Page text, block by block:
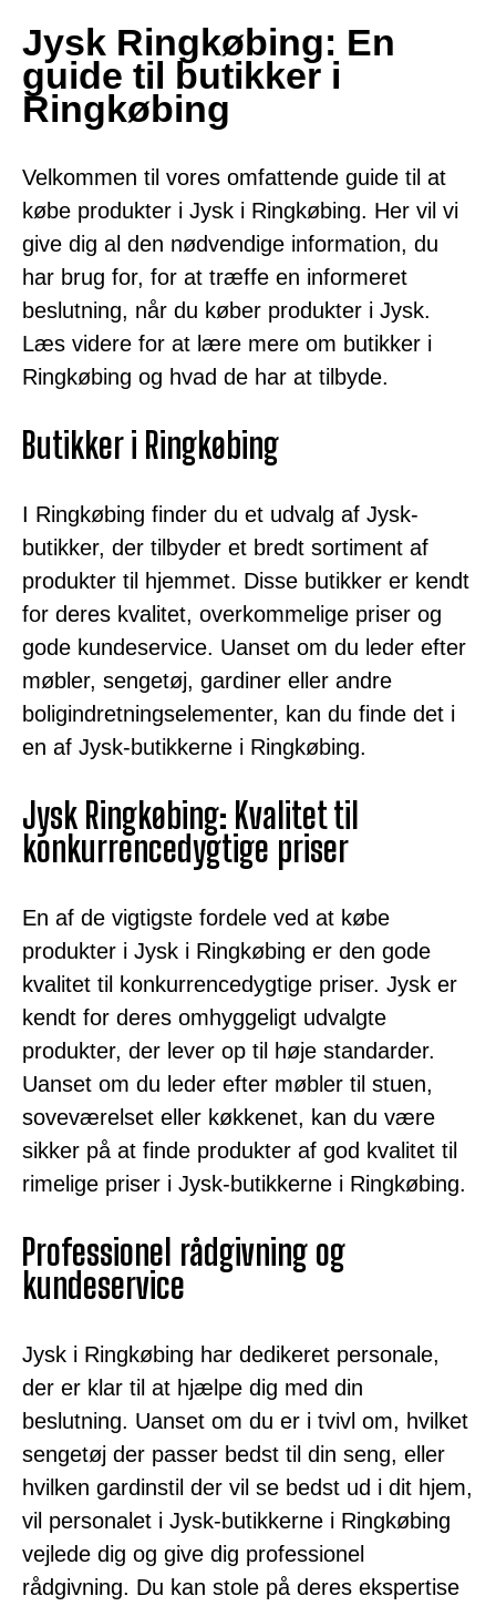
Jysk Ringkøbing: En
guide til butikker i
Ringkøbing
Velkommen til vores omfattende guide til at
købe produkter i Jysk i Ringkøbing. Her vil vi
give dig al den nødvendige information, du
har brug for, for at træffe en informeret
beslutning, når du køber produkter i Jysk.
Læs videre for at lære mere om butikker i
Ringkøbing og hvad de har at tilbyde.
Butikker i Ringkøbing
I Ringkøbing finder du et udvalg af Jysk-
butikker, der tilbyder et bredt sortiment af
produkter til hjemmet. Disse butikker er kendt
for deres kvalitet, overkommelige priser og
gode kundeservice. Uanset om du leder efter
møbler, sengetøj, gardiner eller andre
boligindretningselementer, kan du finde det i
en af Jysk-butikkerne i Ringkøbing.
Jysk Ringkøbing: Kvalitet til
konkurrencedygtige priser
En af de vigtigste fordele ved at købe
produkter i Jysk i Ringkøbing er den gode
kvalitet til konkurrencedygtige priser. Jysk er
kendt for deres omhyggeligt udvalgte
produkter, der lever op til høje standarder.
Uanset om du leder efter møbler til stuen,
soveværelset eller køkkenet, kan du være
sikker på at finde produkter af god kvalitet til
rimelige priser i Jysk-butikkerne i Ringkøbing.
Professionel rådgivning og
kundeservice
Jysk i Ringkøbing har dedikeret personale,
der er klar til at hjælpe dig med din
beslutning. Uanset om du er i tvivl om, hvilket
sengetøj der passer bedst til din seng, eller
hvilken gardinstil der vil se bedst ud i dit hjem,
vil personalet i Jysk-butikkerne i Ringkøbing
vejlede dig og give dig professionel
rådgivning. Du kan stole på deres ekspertise